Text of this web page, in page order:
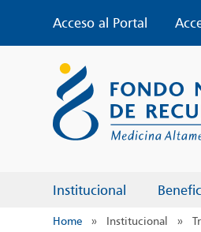
content
Acceso al Portal
Institucional
Home » Institucional »